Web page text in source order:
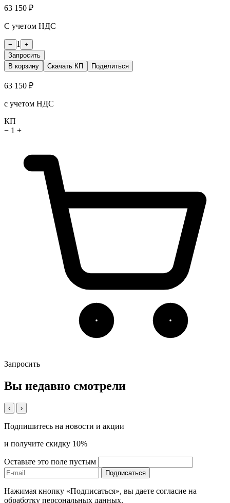
63 150 ₽
С учетом НДС
− 1
+
Запросить
В корзину
Скачать КП Поделиться
63 150 ₽
с учетом НДС
КП
− 1 +
Запросить
Вы недавно смотрели
‹ ›
Подпишитесь на новости и акции
и получите скидку 10%
Оставьте это поле пустым
Подписаться
Нажимая кнопку «Подписаться», вы даете согласие на
обработку персональных данных.